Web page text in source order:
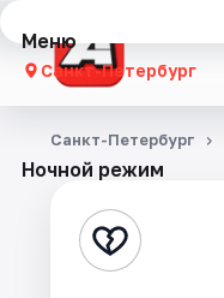
Меню
Санкт-Петербург
Концерты
Стендап
Ночной режим
Санкт-Петербург